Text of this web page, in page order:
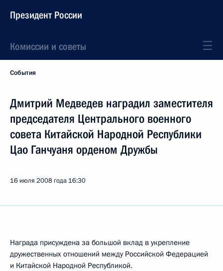
Президент России
Комиссии и советы
События
Дмитрий Медведев наградил заместителя
председателя Центрального военного
совета Китайской Народной Республики
Цао Ганчуаня орденом Дружбы
16 июля 2008 года 16:30
Награда присуждена за большой вклад в укрепление
дружественных отношений между Российской Федерацией
и Китайской Народной Республикой.